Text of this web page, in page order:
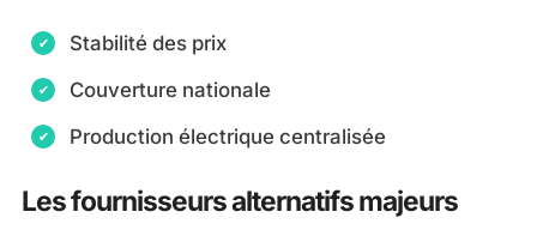
Stabilité des prix
Couverture nationale
Production électrique centralisée
Les fournisseurs alternatifs majeurs